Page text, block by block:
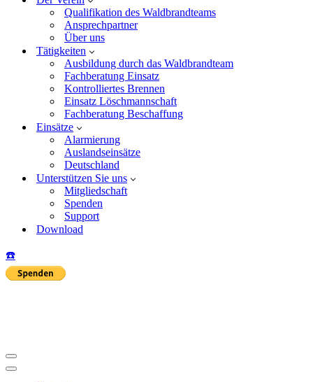
Qualifikation des Waldbrandteams
Ansprechpartner
Über uns
Tätigkeiten
Ausbildung durch das Waldbrandteam
Fachberatung Einsatz
Kontrolliertes Brennen
Einsatz Löschmannschaft
Fachberatung Beschaffung
Einsätze
Alarmierung
Auslandseinsätze
Deutschland
Unterstützen Sie uns
Mitgliedschaft
Spenden
Support
Download
☎️
Navigationsmenü
Navigationsmenü